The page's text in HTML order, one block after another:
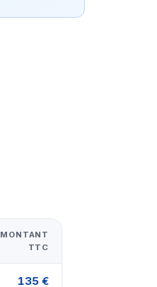
MONTANT
TTC
135 €